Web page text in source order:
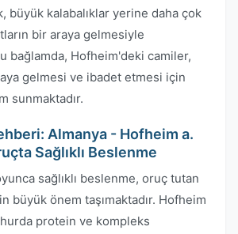
büyük kalabalıklar yerine daha çok
bir araya gelmesiyle
bağlamda, Hofheim'deki camiler,
gelmesi ve ibadet etmesi için
sunmaktadır.
Almanya - Hofheim a.
Sağlıklı Beslenme
sağlıklı beslenme, oruç tutan
büyük önem taşımaktadır. Hofheim
protein ve kompleks